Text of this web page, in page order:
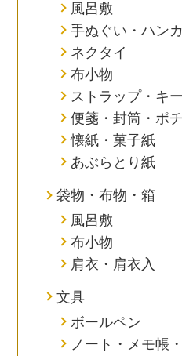
風呂敷
手ぬぐい・ハン
ネクタイ
布小物
ストラップ・キ
便箋・封筒・ポ
懐紙・菓子紙
あぶらとり紙
袋物・布物・箱
風呂敷
布小物
肩衣・肩衣入
文具
ボールペン
ノート・メモ帳